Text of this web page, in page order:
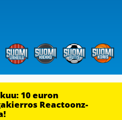
10 euron
Reactoonz-